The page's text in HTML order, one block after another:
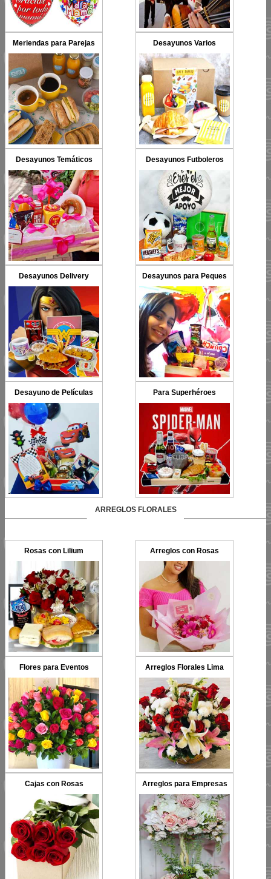
Meriendas para Parejas Desayunos Varios
Desayunos Temáticos Desayunos Futboleros
Desayunos Delivery Desayunos para Peques
Desayuno de Películas Para Superhéroes
ARREGLOS FLORALES
Rosas con Lilium Arreglos con Rosas
Flores para Eventos Arreglos Florales Lima
Cajas con Rosas Arreglos para Empresas